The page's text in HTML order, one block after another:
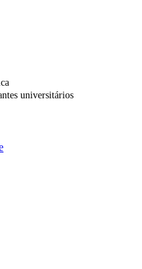
universitários